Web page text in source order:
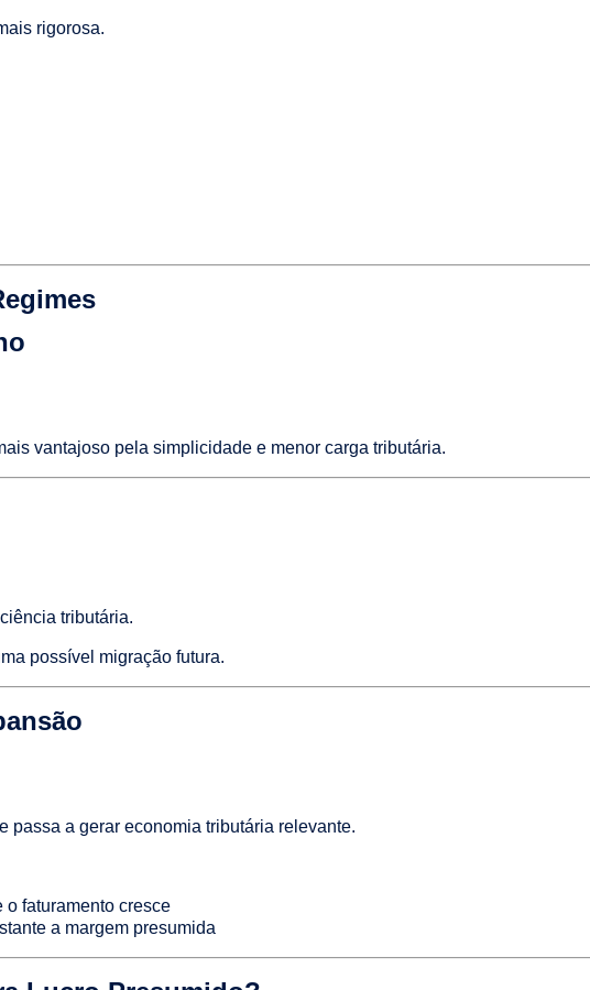
rigorosa.
vantajoso pela simplicidade e menor carga tributária.
tributária.
possível migração futura.
passa a gerar economia tributária relevante.
faturamento cresce
a margem presumida